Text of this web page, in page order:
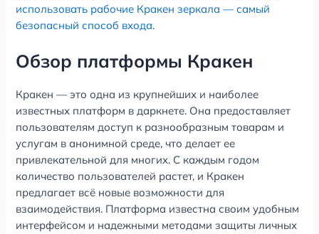
использовать рабочие Кракен зеркала — самый
безопасный способ входа.
Обзор платформы Кракен
Кракен — это одна из крупнейших и наиболее
известных платформ в даркнете. Она предоставляет
пользователям доступ к разнообразным товарам и
услугам в анонимной среде, что делает ее
привлекательной для многих. С каждым годом
количество пользователей растет, и Кракен
предлагает всё новые возможности для
взаимодействия. Платформа известна своим удобным
интерфейсом и надежными методами защиты личных